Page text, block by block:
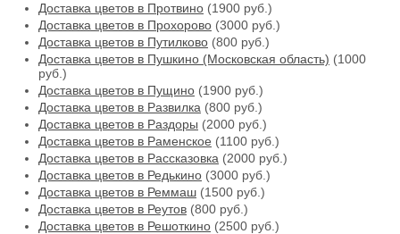
Доставка цветов в Протвино (1900 руб.)
Доставка цветов в Прохорово (3000 руб.)
Доставка цветов в Путилково (800 руб.)
Доставка цветов в Пушкино (Московская область) (1000
руб.)
Доставка цветов в Пущино (1900 руб.)
Доставка цветов в Развилка (800 руб.)
Доставка цветов в Раздоры (2000 руб.)
Доставка цветов в Раменское (1100 руб.)
Доставка цветов в Рассказовка (2000 руб.)
Доставка цветов в Редькино (3000 руб.)
Доставка цветов в Реммаш (1500 руб.)
Доставка цветов в Реутов (800 руб.)
Доставка цветов в Решоткино (2500 руб.)